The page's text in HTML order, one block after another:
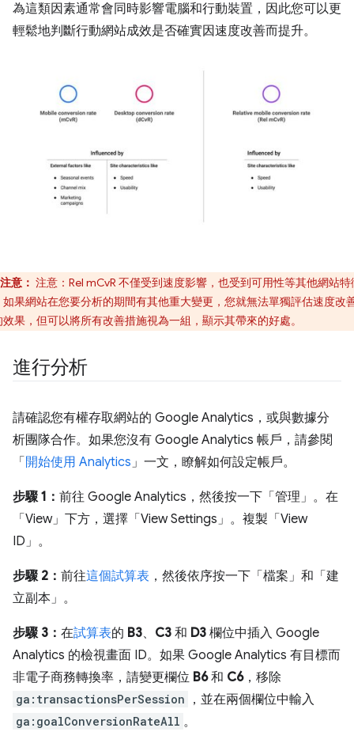
為這類因素通常會同時影響電腦和行動裝置，因此您可以更
輕鬆地判斷行動網站成效是否確實因速度改善而提升。
注意： 注意：Rel mCvR 不僅受到速度影響，也受到可用性等其他網站特
如果網站在您要分析的期間有其他重大變更，您就無法單獨評估速度改
效果，但可以將所有改善措施視為一組，顯示其帶來的好處。
進行分析
請確認您有權存取網站的 Google Analytics，或與數據分
析團隊合作。如果您沒有 Google Analytics 帳戶，請參閱
「 開始使用 Analytics」一文，瞭解如何設定帳戶。
步驟 1： 前往 Google Analytics，然後按一下「管理」 。在
「View」 下方，選擇「View Settings」 。複製「View
ID」。
步驟 2： 前往這個試算表 ，然後依序按一下「檔案」 和「建
立副本」。
步驟 3： 在試算表的 B3、 C3 和 D3 欄位中插入 Google
Analytics 的檢視畫面 ID。如果 Google Analytics 有目標而
非電子商務轉換率，請變更欄位 B6和 C6，移除
ga:transactionsPerSession ，並在兩個欄位中輸入
ga:goalConversionRateAll 。